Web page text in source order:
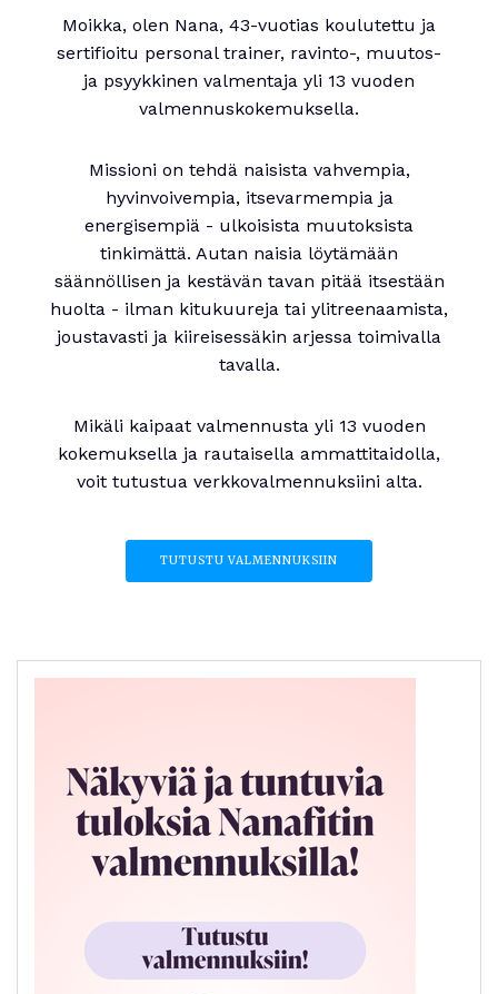
Moikka, olen Nana, 43-vuotias koulutettu ja
sertifioitu personal trainer, ravinto-, muutos-
ja psyykkinen valmentaja yli 13 vuoden
valmennuskokemuksella.
Missioni on tehdä naisista vahvempia,
hyvinvoivempia, itsevarmempia ja
energisempiä - ulkoisista muutoksista
tinkimättä. Autan naisia löytämään
säännöllisen ja kestävän tavan pitää itsestään
huolta - ilman kitukuureja tai ylitreenaamista,
joustavasti ja kiireisessäkin arjessa toimivalla
tavalla.
Mikäli kaipaat valmennusta yli 13 vuoden
kokemuksella ja rautaisella ammattitaidolla,
voit tutustua verkkovalmennuksiini alta.
TUTUSTU VALMENNUKSIIN